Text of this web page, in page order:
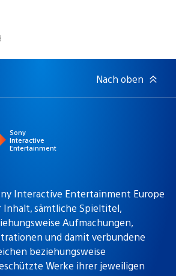
Nach oben
Sony
Interactive
Entertainment
Interactive Entertainment Europe
Inhalt, sämtliche Spieltitel,
Aufmachungen,
und damit verbundene
beziehungsweise
Werke ihrer jeweiligen